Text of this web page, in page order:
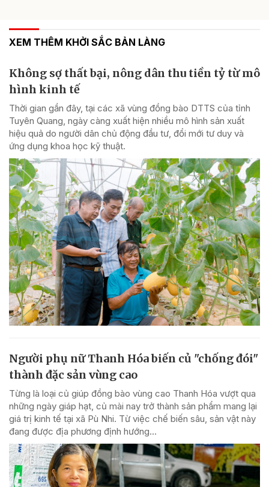
XEM THÊM KHỞI SẮC BẢN LÀNG
Không sợ thất bại, nông dân thu tiền tỷ từ mô
hình kinh tế
Thời gian gần đây, tại các xã vùng đồng bào DTTS của tỉnh
Tuyên Quang, ngày càng xuất hiện nhiều mô hình sản xuất
hiệu quả do người dân chủ động đầu tư, đổi mới tư duy và
ứng dụng khoa học kỹ thuật.
Người phụ nữ Thanh Hóa biến củ "chống đói"
thành đặc sản vùng cao
Từng là loại củ giúp đồng bào vùng cao Thanh Hóa vượt qua
những ngày giáp hạt, củ mài nay trở thành sản phẩm mang lại
giá trị kinh tế tại xã Pù Nhi. Từ việc chế biến sâu, sản vật này
đang được địa phương định hướng...